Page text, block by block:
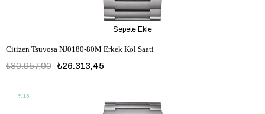
Citizen Tsuyosa NJ0180-80M Erkek Kol Saati
₺26.313,45
₺30.957,00
Sepete Ekle
%15